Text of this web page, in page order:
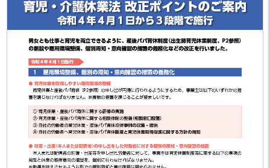
2025.05.27
「沖建協会報 5月号」を掲載しまし
た。
2025.05.08
沖建協青年部会『第１７回フォトコ
ンテスト～島の魅力～』作品募集に
ついて
2025.04.16
「沖建協会報 4月号」を掲載しまし
た。
2025.03.26
「沖建協会報 3月号」を掲載しまし